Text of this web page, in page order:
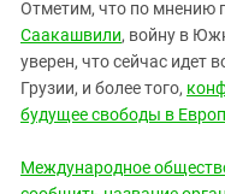
Отметим, что по мнению
Саакашвили, войну в
уверен, что сейчас идет
Грузии, и более того,
будущее свободы в
Международное